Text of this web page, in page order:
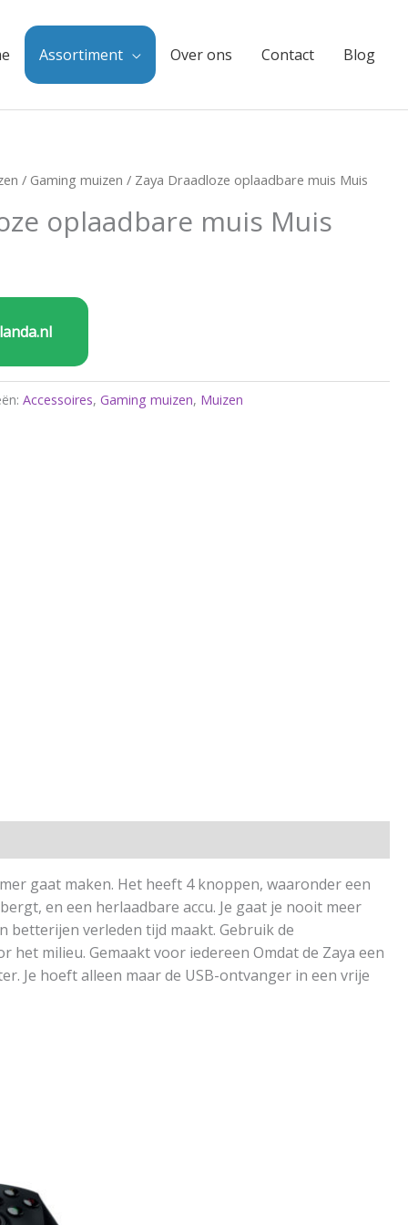
Assortiment Over ons Contact Blog
/ Gaming muizen / Zaya Draadloze oplaadbare muis Muis
oplaadbare muis Muis
Accessoires,Gaming muizen, Muizen
gaat maken. Het heeft 4 knoppen, waaronder een
en een herlaadbare accu. Je gaat je nooit meer
betterijen verleden tijd maakt. Gebruik de
milieu. Gemaakt voor iedereen Omdat de Zaya een
Je hoeft alleen maar de USB-ontvanger in een vrije